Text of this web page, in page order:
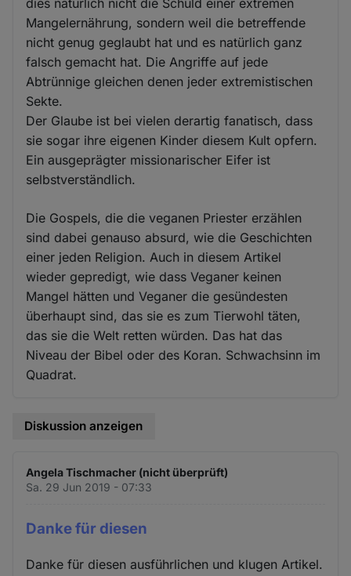
dies natürlich nicht die Schuld einer extremen
Mangelernährung, sondern weil die betreffende
nicht genug geglaubt hat und es natürlich ganz
falsch gemacht hat. Die Angriffe auf jede
Abtrünnige gleichen denen jeder extremistischen
Sekte.
Der Glaube ist bei vielen derartig fanatisch, dass
sie sogar ihre eigenen Kinder diesem Kult opfern.
Ein ausgeprägter missionarischer Eifer ist
selbstverständlich.
Die Gospels, die die veganen Priester erzählen
sind dabei genauso absurd, wie die Geschichten
einer jeden Religion. Auch in diesem Artikel
wieder gepredigt, wie dass Veganer keinen
Mangel hätten und Veganer die gesündesten
überhaupt sind, das sie es zum Tierwohl täten,
das sie die Welt retten würden. Das hat das
Niveau der Bibel oder des Koran. Schwachsinn im
Quadrat.
Diskussion anzeigen
Angela Tischmacher (nicht überprüft)
Sa. 29 Jun 2019 - 07:33
Danke für diesen
Danke für diesen ausführlichen und klugen Artikel.